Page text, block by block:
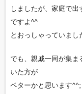
しましたが、家庭で
ですよ^^
とおっしゃっていまし
でも、親戚一同が集ま
いた方が
ベターかと思います^^;